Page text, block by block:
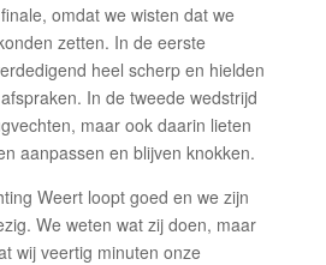
omdat we wisten dat we
zetten. In de eerste
heel scherp en hielden
In de tweede wedstrijd
maar ook daarin lieten
aanpassen en blijven knokken.
Weert loopt goed en we zijn
We weten wat zij doen, maar
wij veertig minuten onze